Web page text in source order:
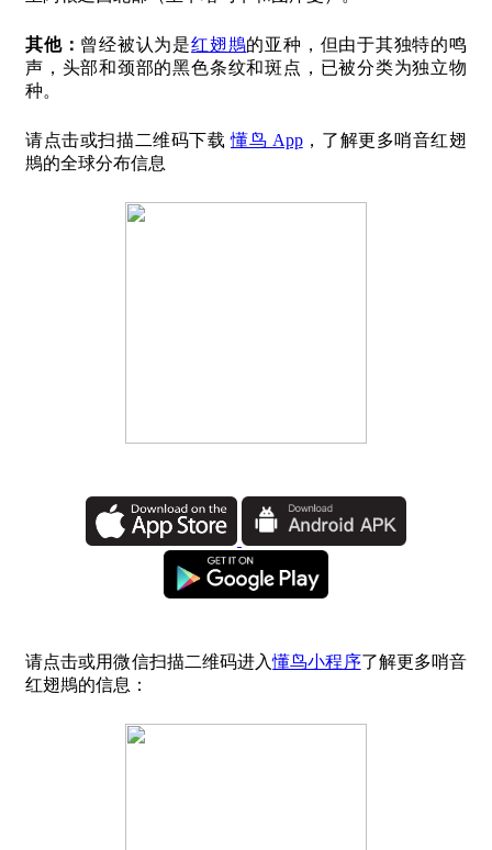
其他： 曾经被认为是红翅䳍的亚种，但由于其独特的鸣
声，头部和颈部的黑色条纹和斑点，已被分类为独立物
种。
请点击或扫描二维码下载懂鸟 App，了解更多哨音红翅
䳍的全球分布信息
请点击或用微信扫描二维码进入懂鸟小程序了解更多哨音
红翅䳍的信息：